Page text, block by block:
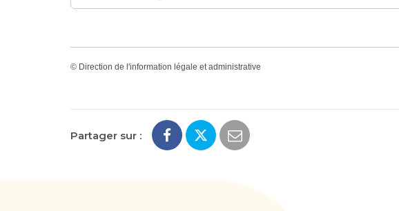
© Direction de l'information légale et administrative
Partager sur :